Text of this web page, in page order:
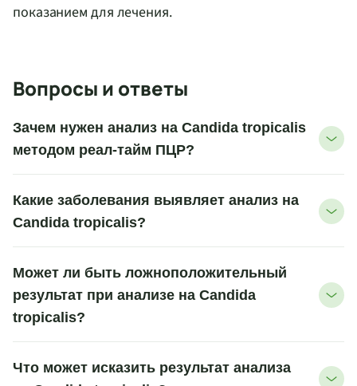
показанием для лечения.
Вопросы и ответы
Зачем нужен анализ на Candida tropicalis
методом реал-тайм ПЦР?
Какие заболевания выявляет анализ на
Candida tropicalis?
Может ли быть ложноположительный
результат при анализе на Candida
tropicalis?
Что может исказить результат анализа